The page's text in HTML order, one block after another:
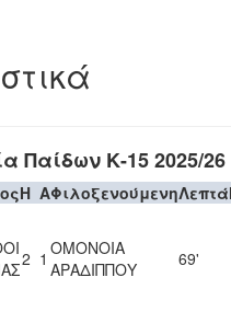
Παίδων Κ-15 2025/26
H AΦιλοξενούμενηΛεπτά
2 1 ΟΜΟΝΟΙΑ
ΑΡΑΔΙΠΠΟΥ
69'